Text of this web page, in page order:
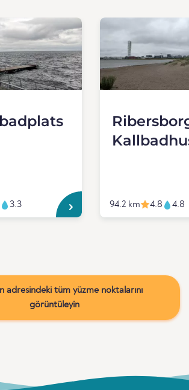
3.3 94.2 km 4.8 4.8
adresindeki tüm yüzme noktalarını
görüntüleyin